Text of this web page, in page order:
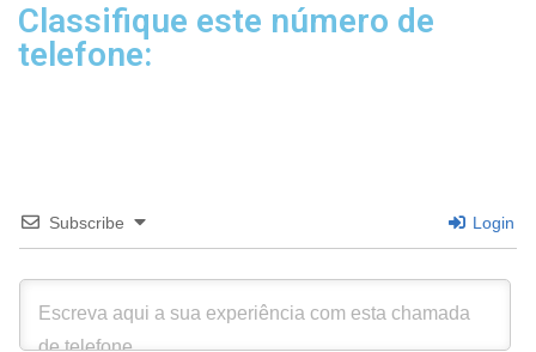
Classifique este número de
telefone:
Subscribe Login